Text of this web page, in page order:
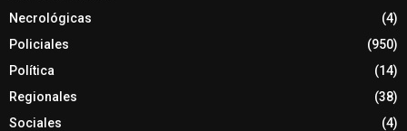
Necrológicas
(4)
Policiales
(950)
Política
(14)
Regionales
(38)
Sociales
(4)